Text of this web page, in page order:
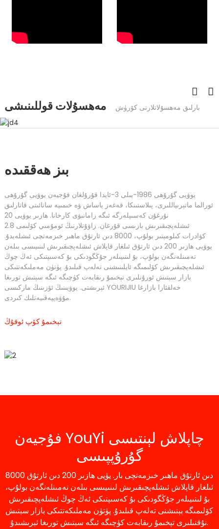
مەھسۇلات قوللىنىشى بارلىق مەھسۇلاتلارنى كۆرۈش
بىز ھەققىدە
يوۋيى گۇرۇھى 1986-يىلى 3-ئايدا قۇرۇلغان فۇجيەن يوۋيى گۇرۇھى
ئورالما ماتېرىياللىرى، پىلاستىنكا، قەغەز ياساش ۋە خىمىيە سانائىتى قاتارلىق
نۇرغۇن كەسىپلەرگە ئىگە زامانىۋى كارخانا. ھازىر يوۋيى 20
ئىشلەپچىقىرىش بازىسى قۇرغان. زاۋۇتلارنىڭ ئومۇمىي كۆلىمى 2.8
كۋادرات كىلومېتىر بولۇپ، 8000 دىن ئارتۇق ماھىر خىزمەتچى ئىشلەيدۇ.
يوۋيى ھازىر 200 دىن ئارتۇق ئىلغار قاپلاش ئىشلەپچىقىرىش لىنىيىسى بىلەن
تەمىنلەنگەن بولۇپ، بۇ لىنىيىلەر جۇڭگودىكى بۇ كەسىپتىكى ئەڭ چوڭ
ئىشلەپچىقىرىش كۆلىمىگە ئايلىنىشنى تەلەپ قىلىدۇ. پۈتۈن مەملىكەتتىكى
بازار سېتىش ئورۇنلىرى تېخىمۇ رىقابەت كۈچىگە ئىگە سېتىش تورىغا
ئېرىشتى. يوۋيىنىڭ ئۆزىنىڭ ماركىسى YOURIJIU خەلقئارا بازارغا
مۇۋەپپەقىيەتلىك كىردى.
تېخىمۇ كۆپ ئوقۇڭ
فۇجيەن YouYi چاپلاش لېنتىسى
گۇرۇپپىسى
8000 دىن ئارتۇق ماھىر خىزمەتچى بار. يۈيى ھازىر 200 دىن ئارتۇق
ئىلغار قاپلاش ئىشلەپچىقىرىش لىنىيىسى بىلەن تەمىنلەنگەن بولۇپ،
بۇ لىنىيىلەر جۇڭگودىكى بۇ كەسىپتىكى ئەڭ چوڭ ئىشلەپچىقىرىش
كۆلىمىگە يېتىشنى تەلەپ قىلىدۇ. پۈتۈن مەملىكەتتىكى بازار سېتىش
نۇقتىلىرى تېخىمۇ رىقابەت كۈچىگە ئىگە سېتىش تورىغا ئېرىشىدۇ.